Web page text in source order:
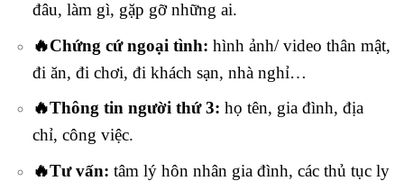
đâu, làm gì, gặp gỡ những ai.
🔥Chứng cứ ngoại tình: hình ảnh/ video thân mật,
đi ăn, đi chơi, đi khách sạn, nhà nghỉ…
🔥Thông tin người thứ 3: họ tên, gia đình, địa
chỉ, công việc.
🔥Tư vấn: tâm lý hôn nhân gia đình, các thủ tục ly